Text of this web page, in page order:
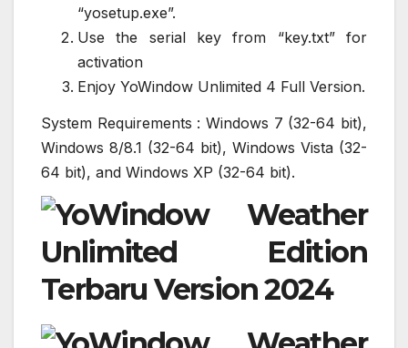
“yosetup.exe”.
Use the serial key from “key.txt” for
activation
Enjoy YoWindow Unlimited 4 Full Version.
System Requirements : Windows 7 (32-64 bit),
Windows 8/8.1 (32-64 bit), Windows Vista (32-
64 bit), and Windows XP (32-64 bit).